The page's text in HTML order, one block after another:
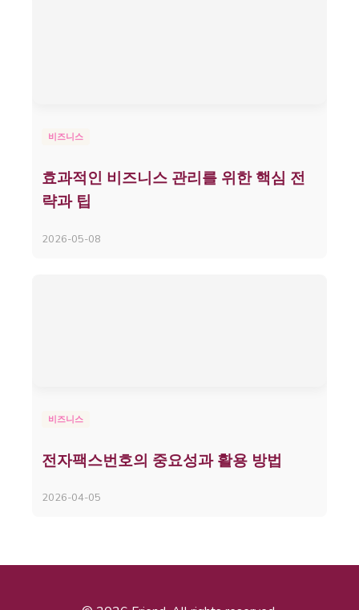
비즈니스
효과적인 비즈니스 관리를 위한 핵심 전
략과 팁
2026-05-08
비즈니스
전자팩스번호의 중요성과 활용 방법
2026-04-05